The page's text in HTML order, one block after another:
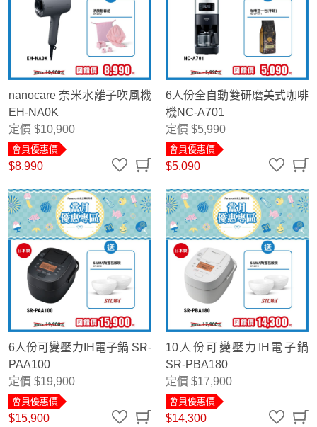
nanocare 奈米水離子吹風機
EH-NA0K
定價 $10,900
會員優惠價
$8,990
6人份全自動雙研磨美式咖啡
機NC-A701
定價 $5,990
會員優惠價
$5,090
6人份可變壓力IH電子鍋 SR-
PAA100
定價 $19,900
會員優惠價
$15,900
10人份可變壓力IH電子鍋
SR-PBA180
定價 $17,900
會員優惠價
$14,300